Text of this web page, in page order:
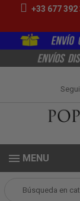
+33 677 392
MENU
Pequeños